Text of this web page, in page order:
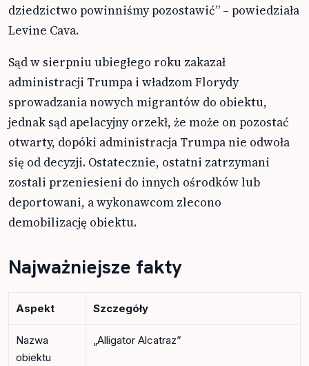
dziedzictwo powinniśmy pozostawić” – powiedziała
Levine Cava.
Sąd w sierpniu ubiegłego roku zakazał
administracji Trumpa i władzom Florydy
sprowadzania nowych migrantów do obiektu,
jednak sąd apelacyjny orzekł, że może on pozostać
otwarty, dopóki administracja Trumpa nie odwoła
się od decyzji. Ostatecznie, ostatni zatrzymani
zostali przeniesieni do innych ośrodków lub
deportowani, a wykonawcom zlecono
demobilizację obiektu.
Najważniejsze fakty
Aspekt Szczegóły
Nazwa
obiektu
„Alligator Alcatraz”